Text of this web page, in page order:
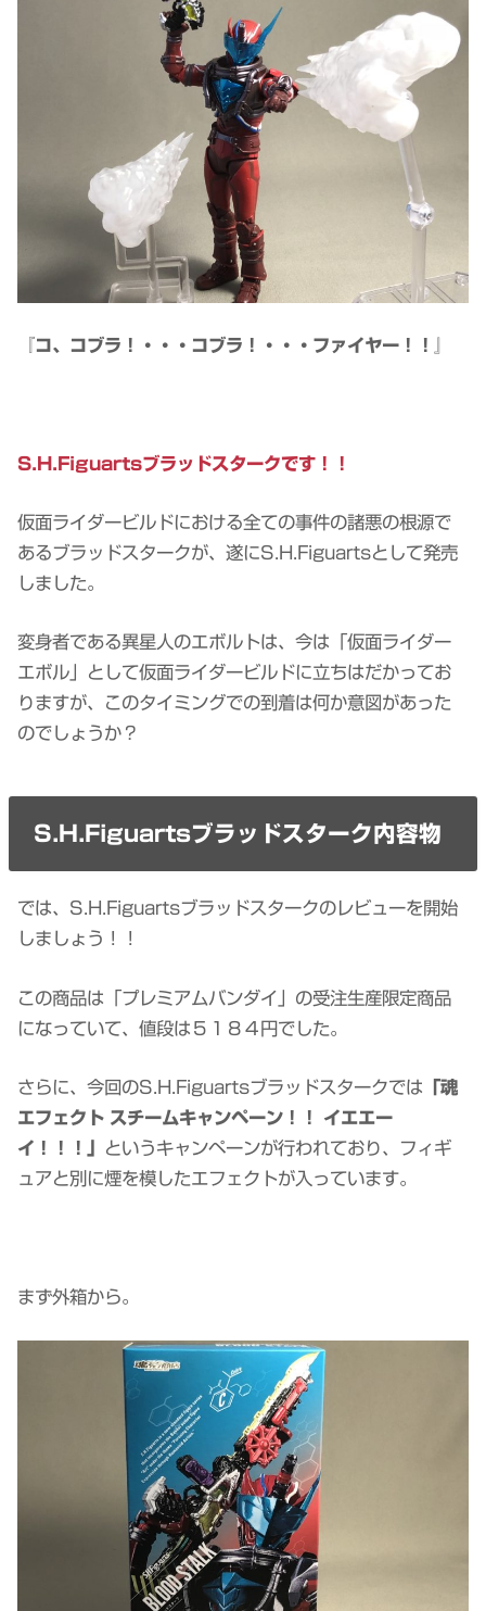
『コ、コブラ！・・・コブラ！・・・ファイヤー！！』
S.H.Figuartsブラッドスタークです！！
仮面ライダービルドにおける全ての事件の諸悪の根源で
あるブラッドスタークが、遂にS.H.Figuartsとして発売
しました。
変身者である異星人のエボルトは、今は「仮面ライダー
エボル」として仮面ライダービルドに立ちはだかってお
りますが、このタイミングでの到着は何か意図があった
のでしょうか？
S.H.Figuartsブラッドスターク内容物
では、S.H.Figuartsブラッドスタークのレビューを開始
しましょう！！
この商品は「プレミアムバンダイ」の受注生産限定商品
になっていて、値段は５１８４円でした。
さらに、今回のS.H.Figuartsブラッドスタークでは 「魂
エフェクト スチームキャンペーン！！ イエエー
イ！！！」 というキャンペーンが行われており、フィギ
ュアと別に煙を模したエフェクトが入っています。
まず外箱から。